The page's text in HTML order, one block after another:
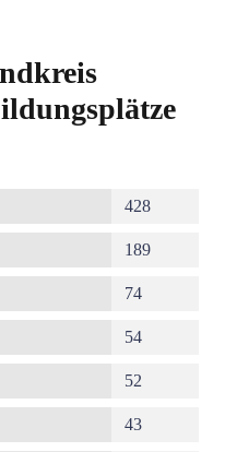
428
189
74
54
52
43